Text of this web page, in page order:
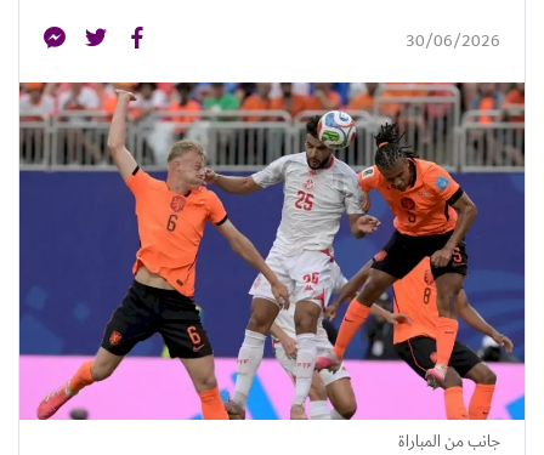
30/06/2026
جانب من المباراة